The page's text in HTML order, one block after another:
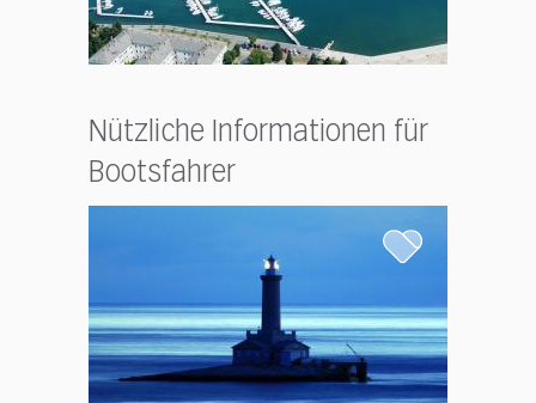
Nützliche Informationen für
Bootsfahrer